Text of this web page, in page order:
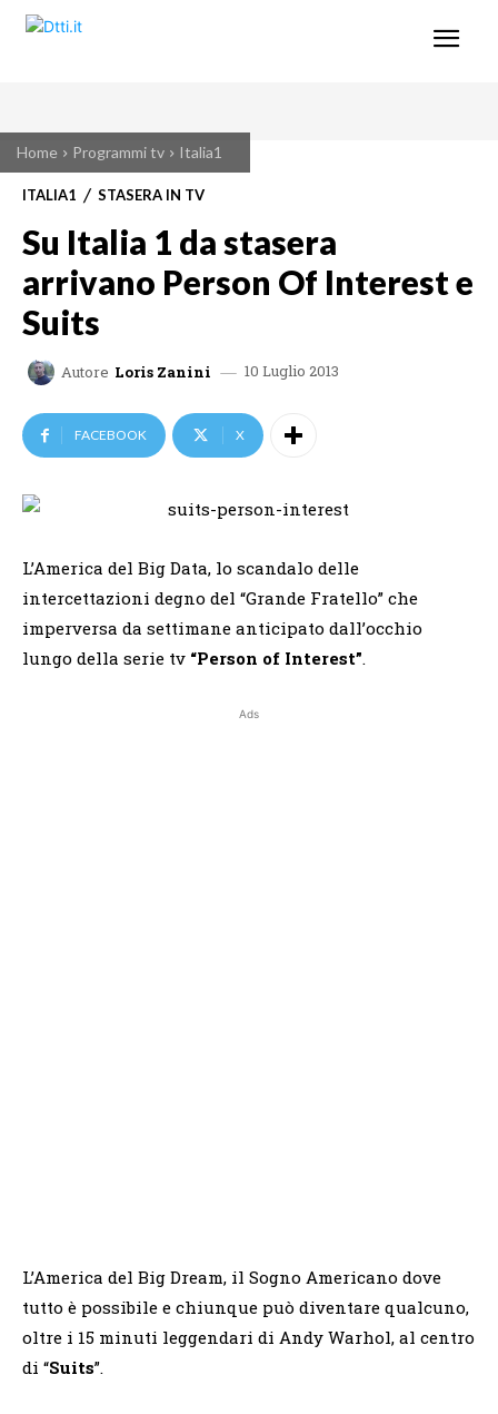
Home Programmi tv Italia1
ITALIA1 STASERA IN TV
Su Italia 1 da stasera
arrivano Person Of Interest e
Suits
Autore Loris Zanini 10 Luglio 2013
FACEBOOK X
L’America del Big Data, lo scandalo delle
intercettazioni degno del “Grande Fratello” che
imperversa da settimane anticipato dall’occhio
lungo della serie tv “Person of Interest”.
Ads
L’America del Big Dream, il Sogno Americano dove
tutto è possibile e chiunque può diventare qualcuno,
oltre i 15 minuti leggendari di Andy Warhol, al centro
di “Suits”.